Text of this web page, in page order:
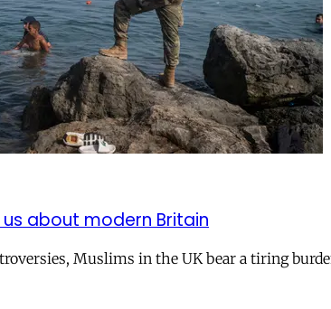
about modern Britain
Muslims in the UK bear a tiring